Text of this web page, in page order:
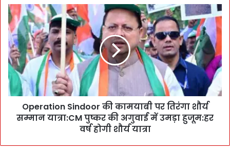
d
को
C
M
पु
ष्क
र
की
मं
वि
O
p
e
r
a
t
i
o
n
Operation Sindoor की कामयाबी पर तिरंगा शौर्य
सम्मान यात्रा:CM पुष्कर की अगुवाई में उमड़ा हुजूम:हर
वर्ष होगी शौर्य यात्रा